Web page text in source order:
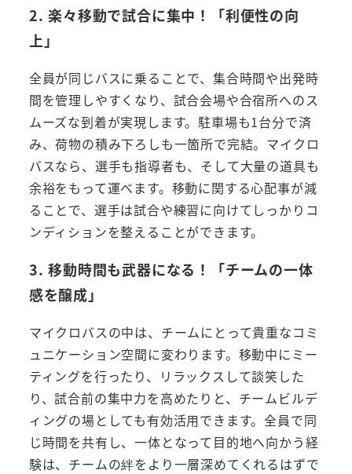
2. 楽々移動で試合に集中！「利便性の向
上」
全員が同じバスに乗ることで、集合時間や出発時
間を管理しやすくなり、試合会場や合宿所へのス
ムーズな到着が実現します。駐車場も1台分で済
み、荷物の積み下ろしも一箇所で完結。マイクロ
バスなら、選手も指導者も、そして大量の道具も
余裕をもって運べます。移動に関する心配事が減
ることで、選手は試合や練習に向けてしっかりコ
ンディションを整えることができます。
3. 移動時間も武器になる！「チームの一体
感を醸成」
マイクロバスの中は、チームにとって貴重なコミ
ュニケーション空間に変わります。移動中にミー
ティングを行ったり、リラックスして談笑した
り、試合前の集中力を高めたりと、チームビルデ
ィングの場としても有効活用できます。全員で同
じ時間を共有し、一体となって目的地へ向かう経
験は、チームの絆をより一層深めてくれるはずで